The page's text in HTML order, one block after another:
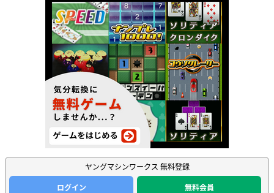
ヤングマシンワークス 無料登録
ログイン
無料会員